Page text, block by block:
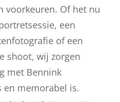
voorkeuren. Of het nu
een
of een
shoot, wij zorgen
met Bennink
en memorabel is.